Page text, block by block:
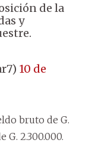
de la
y
10 de
bruto de G.
G. 2.300.000.